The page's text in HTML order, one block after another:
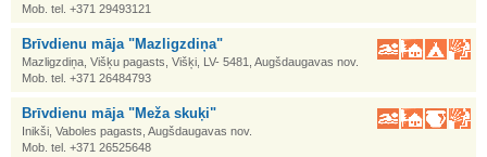
Mob. tel. +371 29493121
Brīvdienu māja "Mazligzdiņa"
Mazligzdiņa, Višķu pagasts, Višķi, LV- 5481, Augšdaugavas nov.
Mob. tel. +371 26484793
Brīvdienu māja "Meža skuķi"
Inikši, Vaboles pagasts, Augšdaugavas nov.
Mob. tel. +371 26525648